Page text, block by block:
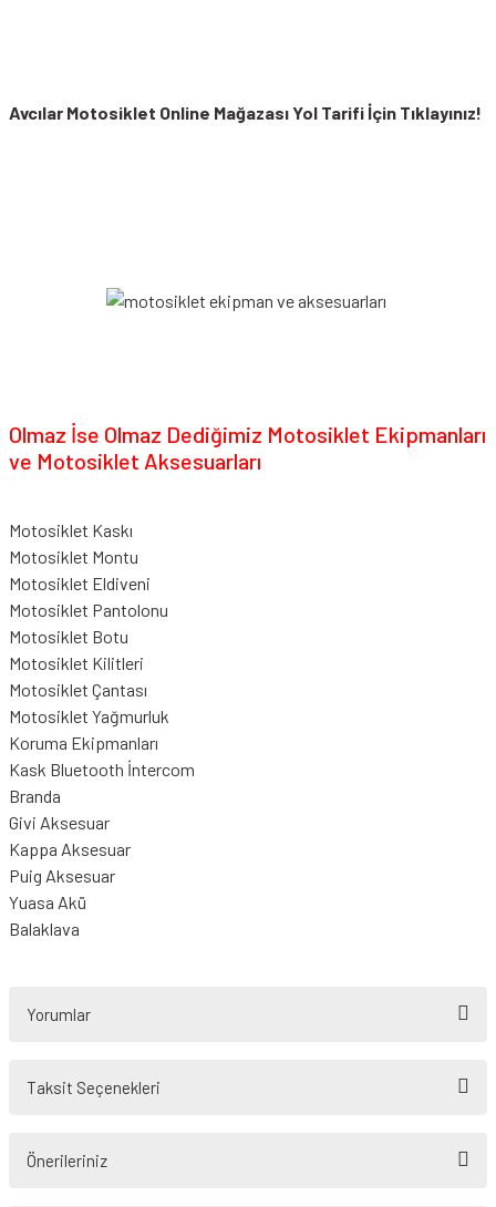
Avcılar Motosiklet Online Mağazası Yol Tarifi İçin Tıklayınız!
Olmaz İse Olmaz Dediğimiz Motosiklet Ekipmanları
ve Motosiklet Aksesuarları
Motosiklet Kaskı
Motosiklet Montu
Motosiklet Eldiveni
Motosiklet Pantolonu
Motosiklet Botu
Motosiklet Kilitleri
Motosiklet Çantası
Motosiklet Yağmurluk
Koruma Ekipmanları
Kask Bluetooth İntercom
Branda
Givi Aksesuar
Kappa Aksesuar
Puig Aksesuar
Yuasa Akü
Balaklava
Yorumlar
Taksit Seçenekleri
Önerileriniz